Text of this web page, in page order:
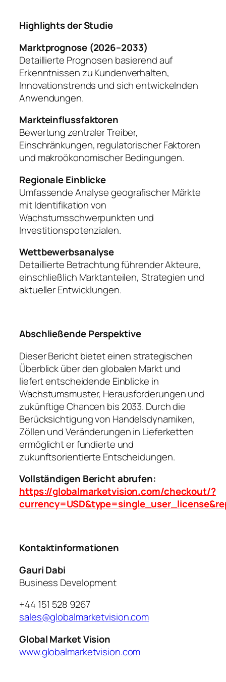
Highlights der Studie
Marktprognose (2026–2033)
Detaillierte Prognosen basierend auf
Erkenntnissen zu Kundenverhalten,
Innovationstrends und sich entwickelnden
Anwendungen.
Markteinflussfaktoren
Bewertung zentraler Treiber,
Einschränkungen, regulatorischer Faktoren
und makroökonomischer Bedingungen.
Regionale Einblicke
Umfassende Analyse geografischer Märkte
mit Identifikation von
Wachstumsschwerpunkten und
Investitionspotenzialen.
Wettbewerbsanalyse
Detaillierte Betrachtung führender Akteure,
einschließlich Marktanteilen, Strategien und
aktueller Entwicklungen.
Abschließende Perspektive
Dieser Bericht bietet einen strategischen
Überblick über den globalen Markt und
liefert entscheidende Einblicke in
Wachstumsmuster, Herausforderungen und
zukünftige Chancen bis 2033. Durch die
Berücksichtigung von Handelsdynamiken,
Zöllen und Veränderungen in Lieferketten
ermöglicht er fundierte und
zukunftsorientierte Entscheidungen.
Vollständigen Bericht abrufen:
https://globalmarketvision.com/checkout/?
Kontaktinformationen
Gauri Dabi
Business Development
+44 151 528 9267
sales@globalmarketvision.com
Global Market Vision
www.globalmarketvision.com